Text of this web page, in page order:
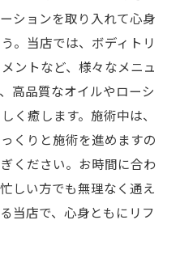
ションを取り入れて心身
。当店では、ボディトリ
ントなど、様々なメニュ
高品質なオイルやローシ
く癒します。施術中は、
くりと施術を進めますの
ください。お時間に合わ
しい方でも無理なく通え
当店で、心身ともにリフ